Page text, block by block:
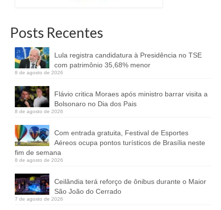
Posts Recentes
Lula registra candidatura à Presidência no TSE
com patrimônio 35,68% menor
8 de agosto de 2026
Flávio critica Moraes após ministro barrar visita a
Bolsonaro no Dia dos Pais
8 de agosto de 2026
Com entrada gratuita, Festival de Esportes
Aéreos ocupa pontos turísticos de Brasília neste
fim de semana
8 de agosto de 2026
Ceilândia terá reforço de ônibus durante o Maior
São João do Cerrado
7 de agosto de 2026